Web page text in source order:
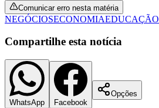
Comunicar erro nesta matéria
NEGÓCIOSECONOMIAEDUCAÇÃO
Compartilhe esta notícia
WhatsApp Facebook
Opções